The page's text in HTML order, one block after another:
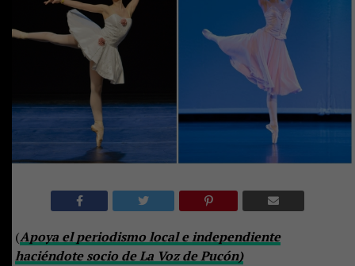
(Apoya el periodismo local e independiente
haciéndote socio de La Voz de Pucón)